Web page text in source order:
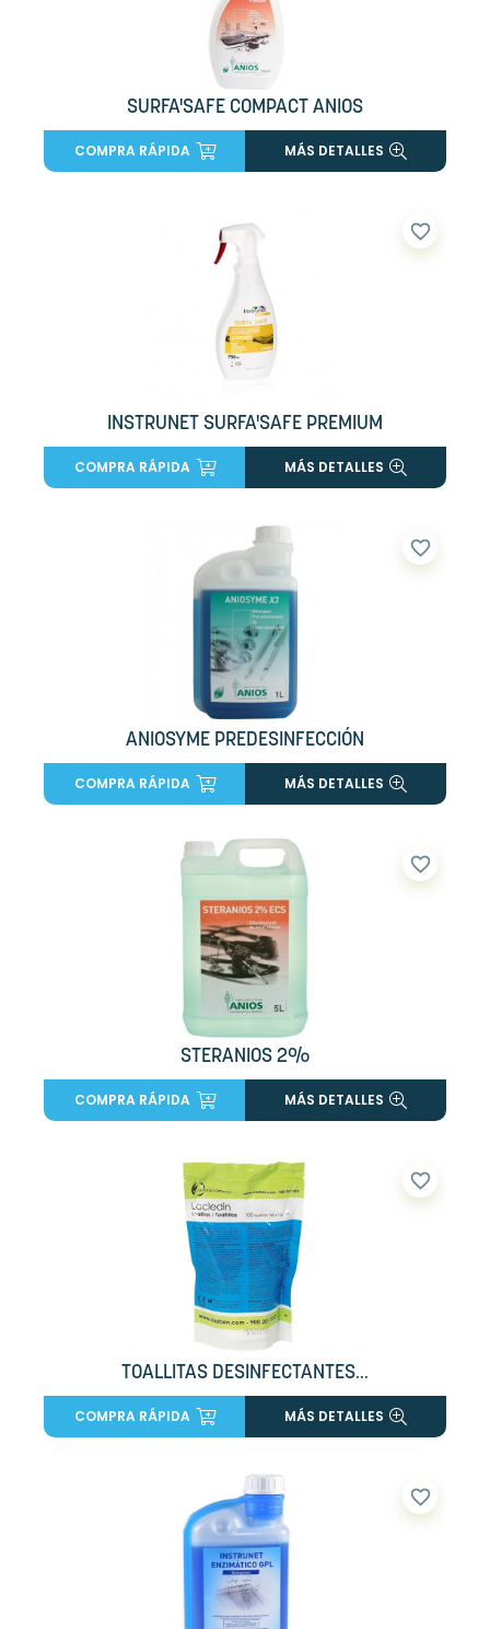
SURFA'SAFE COMPACT ANIOS
COMPRA RÁPIDA MÁS DETALLES
favorite_border
INSTRUNET SURFA'SAFE PREMIUM
COMPRA RÁPIDA MÁS DETALLES
favorite_border
ANIOSYME PREDESINFECCIÓN
COMPRA RÁPIDA MÁS DETALLES
favorite_border
STERANIOS 2%
COMPRA RÁPIDA MÁS DETALLES
favorite_border
TOALLITAS DESINFECTANTES...
COMPRA RÁPIDA MÁS DETALLES
favorite_border